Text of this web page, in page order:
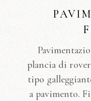
plancia di
tipo
a pavimento.